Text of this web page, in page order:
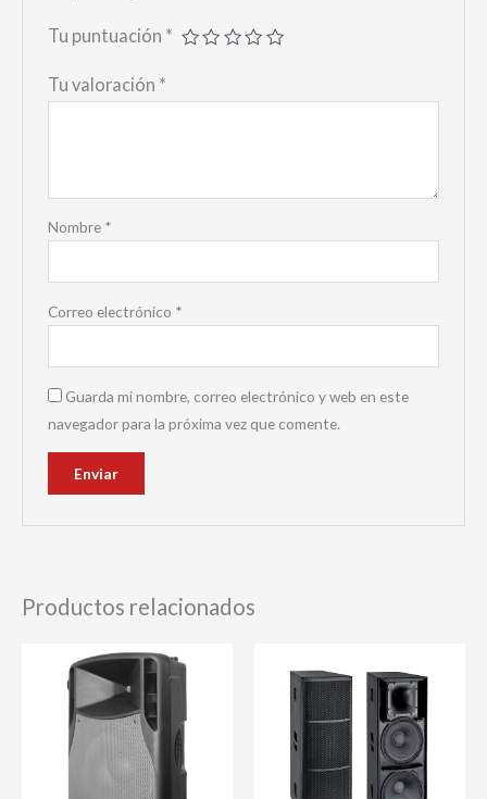
Tu puntuación *
Tu valoración *
Nombre *
Correo electrónico *
Guarda mi nombre, correo electrónico y web en este
navegador para la próxima vez que comente.
Productos relacionados